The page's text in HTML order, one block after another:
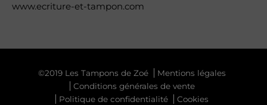
www.ecriture-et-tampon.com
©2019 Les Tampons de Zoé
Mentions légales
Conditions générales de vente
Politique de confidentialité
Cookies